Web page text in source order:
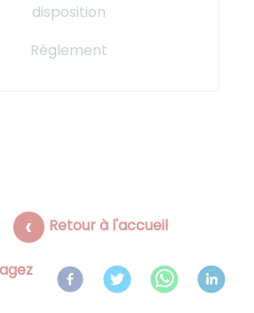
disposition
Règlement
Retour à l'accueil